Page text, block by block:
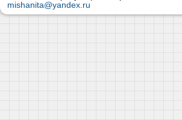
mishanita@yandex.ru